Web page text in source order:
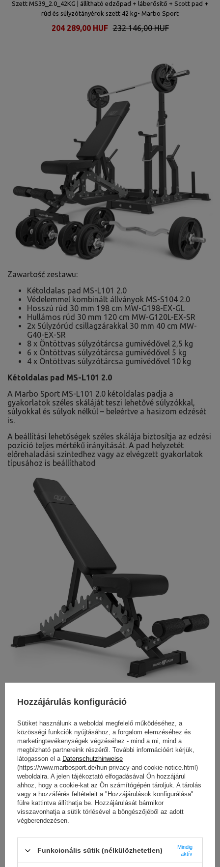
Szett MS39_2.0_42KG | állítható edzőpad + láberősítő + Scott pad +
rúd és súlyzótányérok szett 42 kg- Marbo Sport
232 146,00 HUF
204 289,00 HUF
Zawartość zestawu:
Kétoldalas pad MS-L101 2.0
Védelemmel kombinált állványok MS-S104 2.0
Hosszú rúd 30 mm 198 cm MW-G198-EX-GL
Hullámos rúd 30 mm 120 cm MW-G120L-EX-SR
2x Súlyzórúd csillagzárakkal 30 mm 40 cm MW-
G40-EX-SR
8 x Öntöttvas súlyzótárcsa gumivédővel 2,5 kg
6 x Öntöttvas súlyzótárcsa gumivédővel 5 kg
4 x Öntöttvas súlyzótárcsa gumivédővel 10 kg
Kétoldalas pad MS-L101 2.0
A Marbo Sport MS-L101 2.0 kétoldalas padja a
gyakorlatok széles skáláját teszi lehetővé súlyzókkal,
súlyokkal és súlyok nélkül – beleértve a hasizom edzését
is.
A beállítási lehetőségek széles skálája biztosítja az edzési
pozíció teljes mértékű irányítását. A pad helyzetét
előrehaladási szintedhez vagy az elvégzett gyakorlatok
típusához is beállíthatod
Hozzájárulás konfiguráció
Sütiket használunk a weboldal megfelelő működéséhez, a
közösségi funkciók nyújtásához, a forgalom elemzéséhez és
marketingtevékenységek végzéséhez - mind a mi, mind a
megbízható partnereink részéről. További információért kérjük,
látogasson el a Datenschutzhinweise
(https://www.marbosport.de/hun-privacy-and-cookie-notice.html)
weboldalra. A jelen tájékoztató elfogadásával Ön hozzájárul
ahhoz, hogy a cookie-kat az Ön számítógépén tároljuk. A tárolás
vagy a hozzáférés feltételeit a "Hozzájárulások konfigurálása"
fülre kattintva állíthatja be. Hozzájárulását bármikor
visszavonhatja a sütik törlésével a böngészőjéből az adott
végberendezésen.
Funkcionális sütik (nélkülözhetetlen)
Mindig
aktív